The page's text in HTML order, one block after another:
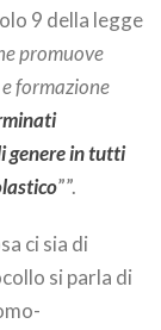
9 della legge
promuove
formazione
genere in tutti
””.
ci sia di
si parla di